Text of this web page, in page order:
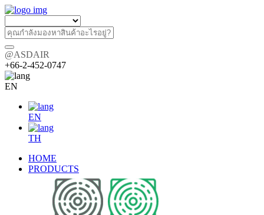
@ASDAIR
+66-2-452-0747
EN
EN
TH
HOME
PRODUCTS